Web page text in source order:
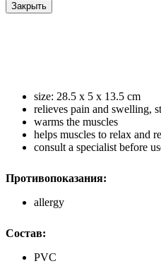
Закрыть
size: 28.5 x 5 x 13.5 cm
relieves pain and swelling,
warms the muscles
helps muscles to relax and
consult a specialist before
Противопоказания:
allergy
Состав:
PVC